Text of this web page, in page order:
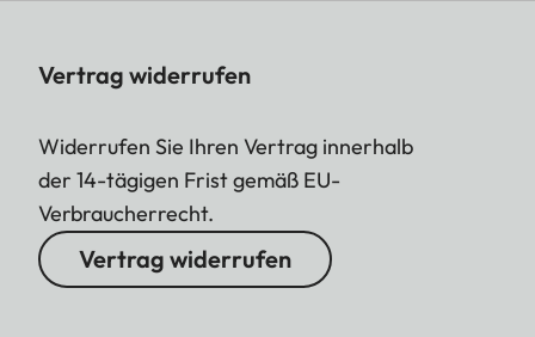
Vertrag widerrufen
Widerrufen Sie Ihren Vertrag innerhalb
der 14-tägigen Frist gemäß EU-
Verbraucherrecht.
Vertrag widerrufen